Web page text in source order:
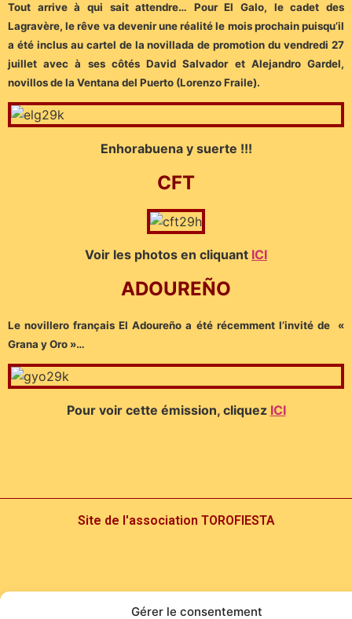
Gérer le consentement
Tout arrive à qui sait attendre… Pour El Galo, le cadet des
Lagravère, le rêve va devenir une réalité le mois prochain puisqu’il
a été inclus au cartel de la novillada de promotion du vendredi 27
juillet avec à ses côtés David Salvador et Alejandro Gardel,
novillos de la Ventana del Puerto (Lorenzo Fraile).
Enhorabuena y suerte !!!
CFT
Voir les photos en cliquant ICI
ADOUREÑO
Le novillero français El Adoureño a été récemment l’invité de «
Grana y Oro »…
Pour voir cette émission, cliquez ICI
Site de l'association TOROFIESTA